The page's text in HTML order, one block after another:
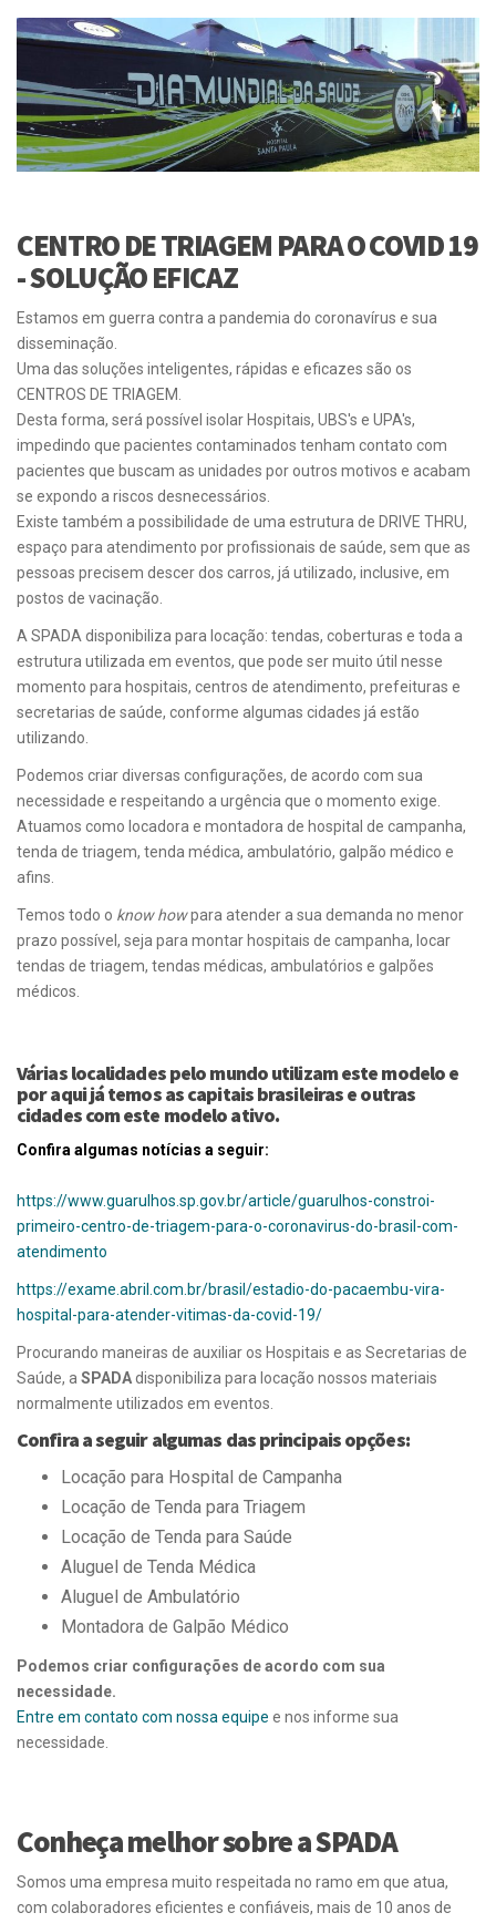
CENTRO DE TRIAGEM PARA O COVID 19
- SOLUÇÃO EFICAZ
Estamos em guerra contra a pandemia do coronavírus e sua
disseminação.
Uma das soluções inteligentes, rápidas e eficazes são os
CENTROS DE TRIAGEM.
Desta forma, será possível isolar Hospitais, UBS's e UPA's,
impedindo que pacientes contaminados tenham contato com
pacientes que buscam as unidades por outros motivos e acabam
se expondo a riscos desnecessários.
Existe também a possibilidade de uma estrutura de DRIVE THRU,
espaço para atendimento por profissionais de saúde, sem que as
pessoas precisem descer dos carros, já utilizado, inclusive, em
postos de vacinação.
A SPADA disponibiliza para locação: tendas, coberturas e toda a
estrutura utilizada em eventos, que pode ser muito útil nesse
momento para hospitais, centros de atendimento, prefeituras e
secretarias de saúde, conforme algumas cidades já estão
utilizando.
Podemos criar diversas configurações, de acordo com sua
necessidade e respeitando a urgência que o momento exige.
Atuamos como locadora e montadora de hospital de campanha,
tenda de triagem, tenda médica, ambulatório, galpão médico e
afins.
Temos todo o know howpara atender a sua demanda no menor
prazo possível, seja para montar hospitais de campanha, locar
tendas de triagem, tendas médicas, ambulatórios e galpões
médicos.
Várias localidades pelo mundo utilizam este modelo e
por aqui já temos as capitais brasileiras e outras
cidades com este modelo ativo.
Confira algumas notícias a seguir:
https://www.guarulhos.sp.gov.br/article/guarulhos-constroi-
primeiro-centro-de-triagem-para-o-coronavirus-do-brasil-com-
atendimento
https://exame.abril.com.br/brasil/estadio-do-pacaembu-vira-
hospital-para-atender-vitimas-da-covid-19/
Procurando maneiras de auxiliar os Hospitais e as Secretarias de
Saúde, aSPADAdisponibiliza para locação nossos materiais
normalmente utilizados em eventos.
Confira a seguir algumas das principais opções:
Locação para Hospital de Campanha
Locação de Tenda para Triagem
Locação de Tenda para Saúde
Aluguel de Tenda Médica
Aluguel de Ambulatório
Montadora de Galpão Médico
Podemos criar configurações de acordo com sua
necessidade.
Entre em contato com nossa equipe e nos informe sua
necessidade.
Conheça melhor sobre a SPADA
Somos uma empresa muito respeitada no ramo em que atua,
com colaboradores eficientes e confiáveis, mais de 10 anos de